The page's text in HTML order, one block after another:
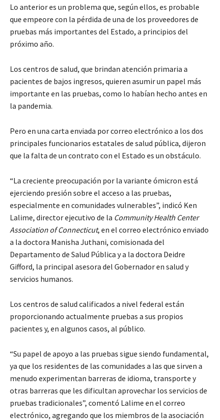
Lo anterior es un problema que, según ellos, es probable
que empeore con la pérdida de una de los proveedores de
pruebas más importantes del Estado, a principios del
próximo año.
Los centros de salud, que brindan atención primaria a
pacientes de bajos ingresos, quieren asumir un papel más
importante en las pruebas, como lo habían hecho antes en
la pandemia.
Pero en una carta enviada por correo electrónico a los dos
principales funcionarios estatales de salud pública, dijeron
que la falta de un contrato con el Estado es un obstáculo.
“La creciente preocupación por la variante ómicron está
ejerciendo presión sobre el acceso a las pruebas,
especialmente en comunidades vulnerables”, indicó Ken
Lalime, director ejecutivo de la Community Health Center
Association of Connecticut, en el correo electrónico enviado
a la doctora Manisha Juthani, comisionada del
Departamento de Salud Pública y a la doctora Deidre
Gifford, la principal asesora del Gobernador en salud y
servicios humanos.
Los centros de salud calificados a nivel federal están
proporcionando actualmente pruebas a sus propios
pacientes y, en algunos casos, al público.
“Su papel de apoyo a las pruebas sigue siendo fundamental,
ya que los residentes de las comunidades a las que sirven a
menudo experimentan barreras de idioma, transporte y
otras barreras que les dificultan aprovechar los servicios de
pruebas tradicionales”, comentó Lalime en el correo
electrónico, agregando que los miembros de la asociación